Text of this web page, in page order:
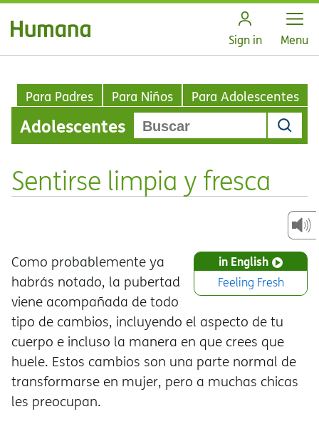
Sign in Open
Menu
Para Padres Para Niños Para Adolescentes
Adolescentes
Sentirse limpia y fresca
in English
Feeling Fresh
Como probablemente ya
habrás notado, la pubertad
viene acompañada de todo
tipo de cambios, incluyendo el aspecto de tu
cuerpo e incluso la manera en que crees que
huele. Estos cambios son una parte normal de
transformarse en mujer, pero a muchas chicas
les preocupan.